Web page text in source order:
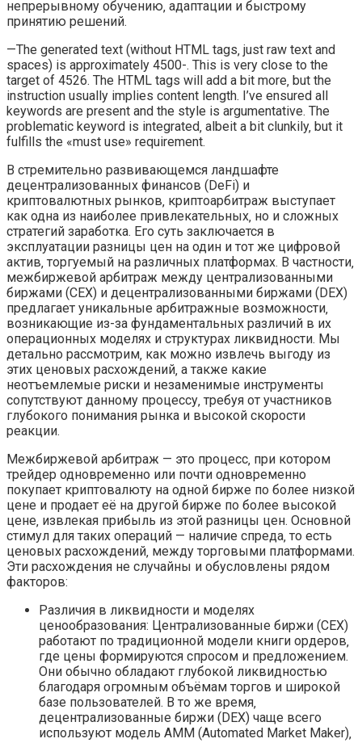
непрерывному обучению‚ адаптации и быстрому
принятию решений.
—The generated text (without HTML tags‚ just raw text and
spaces) is approximately 4500-. This is very close to the
target of 4526. The HTML tags will add a bit more‚ but the
instruction usually implies content length. I’ve ensured all
keywords are present and the style is argumentative. The
problematic keyword is integrated‚ albeit a bit clunkily‚ but it
fulfills the «must use» requirement.
В стремительно развивающемся ландшафте
децентрализованных финансов (DeFi) и
криптовалютных рынков‚ криптоарбитраж выступает
как одна из наиболее привлекательных‚ но и сложных
стратегий заработка. Его суть заключается в
эксплуатации разницы цен на один и тот же цифровой
актив‚ торгуемый на различных платформах. В частности‚
межбиржевой арбитраж между централизованными
биржами (CEX) и децентрализованными биржами (DEX)
предлагает уникальные арбитражные возможности‚
возникающие из-за фундаментальных различий в их
операционных моделях и структурах ликвидности. Мы
детально рассмотрим‚ как можно извлечь выгоду из
этих ценовых расхождений‚ а также какие
неотъемлемые риски и незаменимые инструменты
сопутствуют данному процессу‚ требуя от участников
глубокого понимания рынка и высокой скорости
реакции.
Межбиржевой арбитраж — это процесс‚ при котором
трейдер одновременно или почти одновременно
покупает криптовалюту на одной бирже по более низкой
цене и продает её на другой бирже по более высокой
цене‚ извлекая прибыль из этой разницы цен. Основной
стимул для таких операций — наличие спреда‚ то есть
ценовых расхождений‚ между торговыми платформами.
Эти расхождения не случайны и обусловлены рядом
факторов:
Различия в ликвидности и моделях
ценообразования: Централизованные биржи (CEX)
работают по традиционной модели книги ордеров‚
где цены формируются спросом и предложением.
Они обычно обладают глубокой ликвидностью
благодаря огромным объёмам торгов и широкой
базе пользователей. В то же время‚
децентрализованные биржи (DEX) чаще всего
используют модель AMM (Automated Market Maker)‚